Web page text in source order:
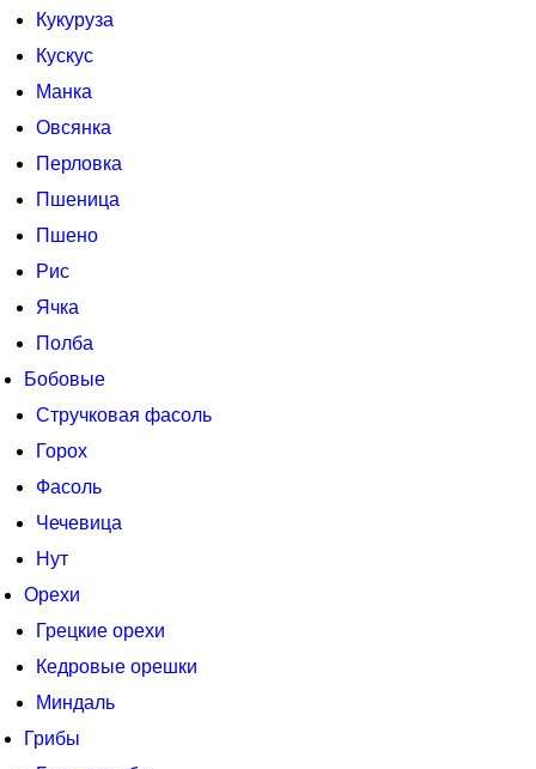
Кукуруза
Кускус
Манка
Овсянка
Перловка
Пшеница
Пшено
Рис
Ячка
Полба
Бобовые
Стручковая фасоль
Горох
Фасоль
Чечевица
Нут
Орехи
Грецкие орехи
Кедровые орешки
Миндаль
Грибы